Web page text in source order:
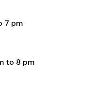
7 pm
to 8 pm